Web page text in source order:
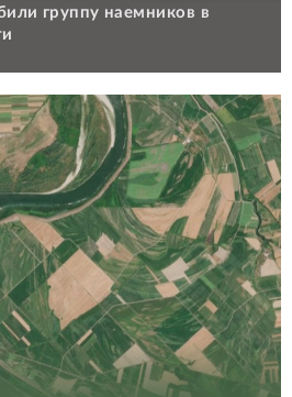
группу наемников в